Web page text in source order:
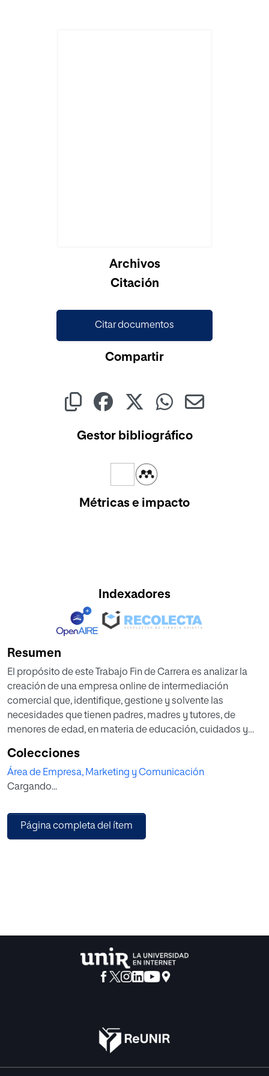
Archivos
Citación
Citar documentos
Compartir
Gestor bibliográfico
Métricas e impacto
Indexadores
Resumen
El propósito de este Trabajo Fin de Carrera es analizar la
creación de una empresa online de intermediación
comercial que, identifique, gestione y solvente las
necesidades que tienen padres, madres y tutores, de
menores de edad, en materia de educación, cuidados y
permitiendo a profesionales desarrollarse
profesionalmente.
Colecciones
Área de Empresa, Marketing y Comunicación
Cargando...
Página completa del ítem